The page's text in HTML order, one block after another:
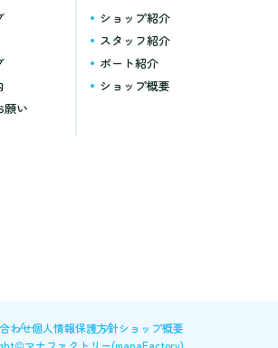
願い
ショップ紹介
スタッフ紹介
ボート紹介
ショップ概要
わせ個人情報保護方針ショップ概要
マナファクトリー(manaFactory)